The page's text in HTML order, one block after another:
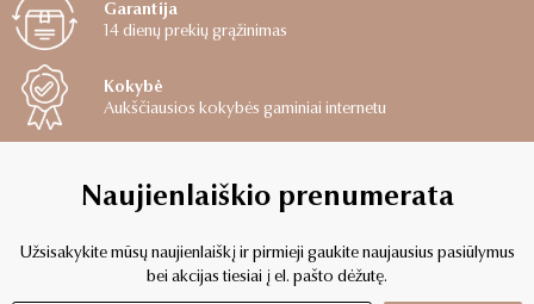
Garantija
14 dienų prekių grąžinimas
Kokybė
Aukščiausios kokybės gaminiai internetu
Naujienlaiškio prenumerata
Užsisakykite mūsų naujienlaiškį ir pirmieji gaukite naujausius pasiūlymus
bei akcijas tiesiai į el. pašto dėžutę.